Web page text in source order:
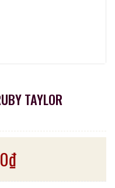
TAYLOR
₫